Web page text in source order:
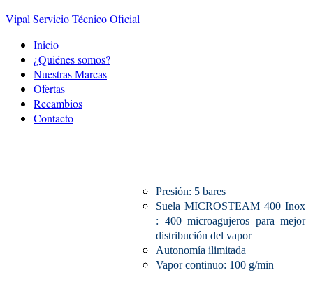
Vipal Servicio Técnico Oficial
Inicio
¿Quiénes somos?
Nuestras Marcas
Ofertas
Recambios
Contacto
Presión: 5 bares
Suela MICROSTEAM 400 Inox
: 400 microagujeros para mejor
distribución del vapor
Autonomía ilimitada
Vapor continuo: 100 g/min